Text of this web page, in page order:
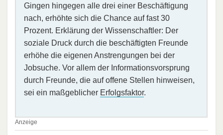
Gingen hingegen alle drei einer Beschäftigung
nach, erhöhte sich die Chance auf fast 30
Prozent. Erklärung der Wissenschaftler: Der
soziale Druck durch die beschäftigten Freunde
erhöhe die eigenen Anstrengungen bei der
Jobsuche. Vor allem der Informationsvorsprung
durch Freunde, die auf offene Stellen hinweisen,
sei ein maßgeblicher Erfolgsfaktor.
Anzeige